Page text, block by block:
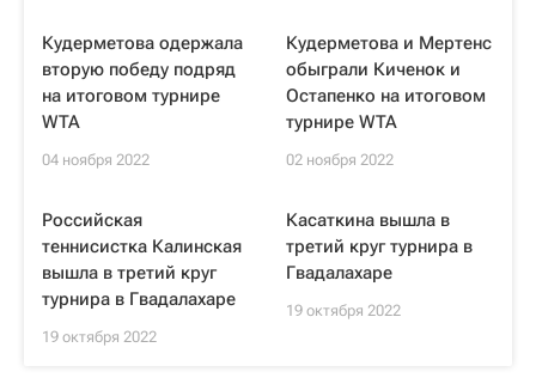
Кудерметова одержала
вторую победу подряд
на итоговом турнире
WTA
04 ноября 2022
Кудерметова и Мертенс
обыграли Киченок и
Остапенко на итоговом
турнире WTA
02 ноября 2022
Российская
теннисистка Калинская
вышла в третий круг
турнира в Гвадалахаре
19 октября 2022
Касаткина вышла в
третий круг турнира в
Гвадалахаре
19 октября 2022